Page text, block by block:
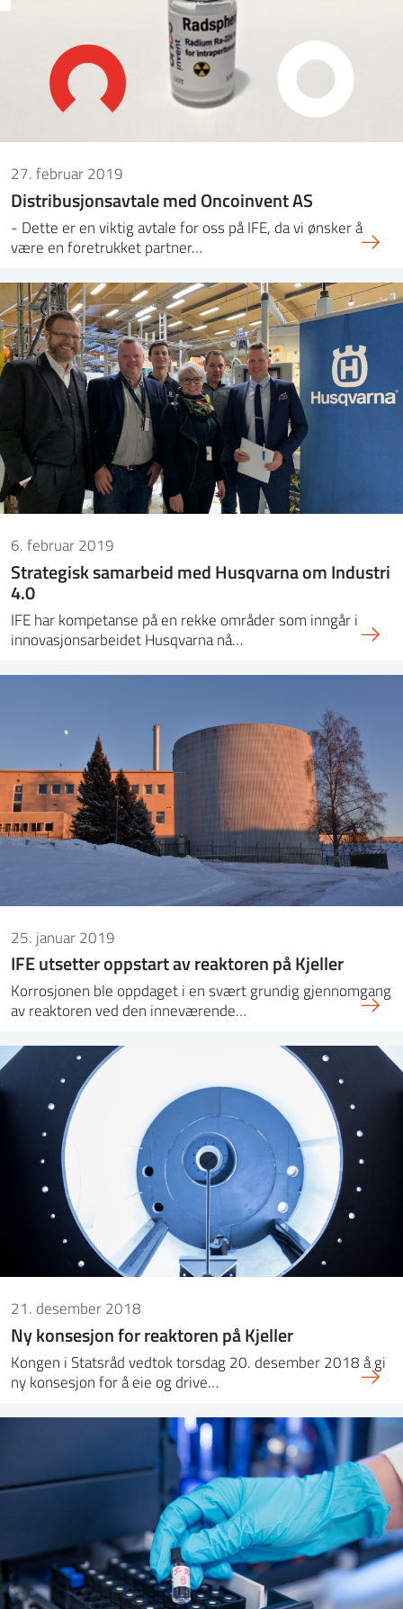
27. februar 2019
Distribusjonsavtale med Oncoinvent AS
- Dette er en viktig avtale for oss på IFE, da vi ønsker å
være en foretrukket partner…
6. februar 2019
Strategisk samarbeid med Husqvarna om Industri
4.0
IFE har kompetanse på en rekke områder som inngår i
innovasjonsarbeidet Husqvarna nå…
25. januar 2019
IFE utsetter oppstart av reaktoren på Kjeller
Korrosjonen ble oppdaget i en svært grundig gjennomgang
av reaktoren ved den inneværende…
21. desember 2018
Ny konsesjon for reaktoren på Kjeller
Kongen i Statsråd vedtok torsdag 20. desember 2018 å gi
ny konsesjon for å eie og drive…